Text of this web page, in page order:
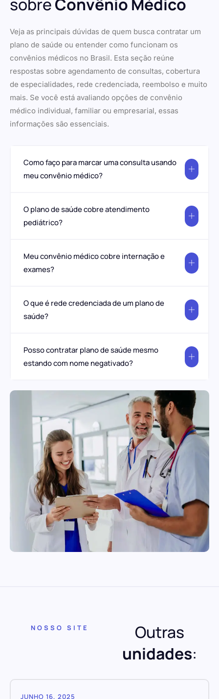
sobreConvênio Médico
Veja as principais dúvidas de quem busca contratar um
plano de saúde ou entender como funcionam os
convênios médicos no Brasil. Esta seção reúne
respostas sobre agendamento de consultas, cobertura
de especialidades, rede credenciada, reembolso e muito
mais. Se você está avaliando opções de convênio
médico individual, familiar ou empresarial, essas
informações são essenciais.
Como faço para marcar uma consulta usando
meu convênio médico?
O plano de saúde cobre atendimento
pediátrico?
Meu convênio médico cobre internação e
exames?
O que é rede credenciada de um plano de
saúde?
Posso contratar plano de saúde mesmo
estando com nome negativado?
NOSSO SITE
Outras
unidades:
JUNHO 16, 2025